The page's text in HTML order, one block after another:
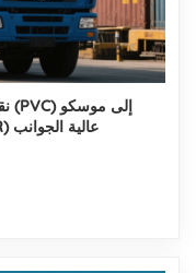
باستخدام مركبات النقل البري الدولي (TIR) عالية الجوانب